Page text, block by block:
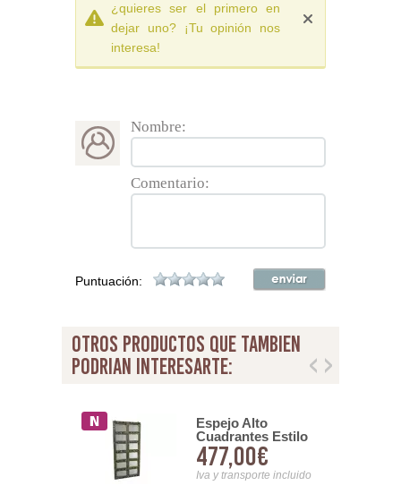
¿quieres ser el primero en
dejar uno? ¡Tu opinión nos
interesa!
Nombre:
Comentario:
Puntuación:
otros productos que tambien
podrian interesarte:
Espejo Alto
Cuadrantes Estilo
Oriental Colores
Arretia
477,00€
Iva y transporte incluido